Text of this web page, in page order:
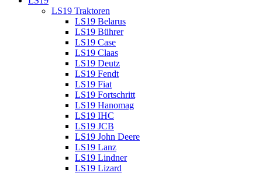
LS19 Traktoren
LS19 Belarus
LS19 Bührer
LS19 Case
LS19 Claas
LS19 Deutz
LS19 Fendt
LS19 Fiat
LS19 Fortschritt
LS19 Hanomag
LS19 IHC
LS19 JCB
LS19 John Deere
LS19 Lanz
LS19 Lindner
LS19 Lizard